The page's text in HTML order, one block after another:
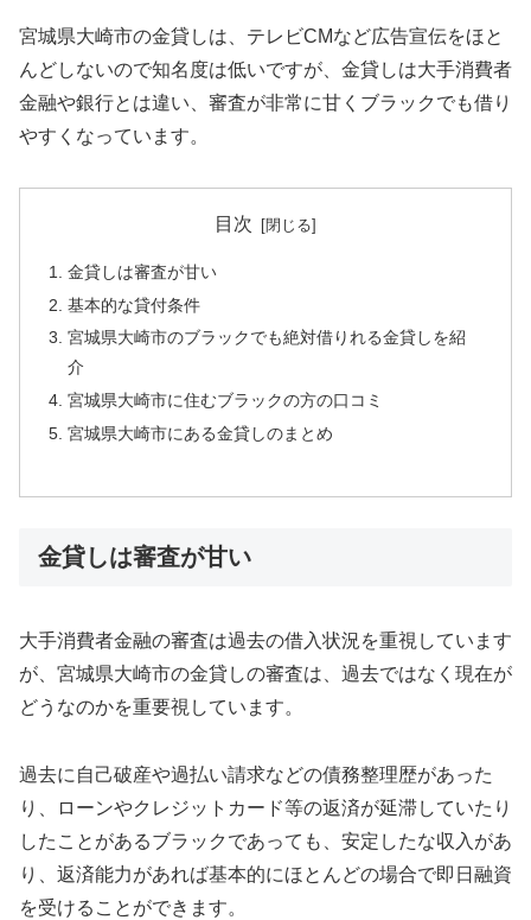
宮城県大崎市の金貸しは、テレビCMなど広告宣伝をほと
んどしないので知名度は低いですが、金貸しは大手消費者
金融や銀行とは違い、審査が非常に甘くブラックでも借り
やすくなっています。
目次
金貸しは審査が甘い
基本的な貸付条件
宮城県大崎市のブラックでも絶対借りれる金貸しを紹
介
宮城県大崎市に住むブラックの方の口コミ
宮城県大崎市にある金貸しのまとめ
金貸しは審査が甘い
大手消費者金融の審査は過去の借入状況を重視しています
が、宮城県大崎市の金貸しの審査は、過去ではなく現在が
どうなのかを重要視しています。
過去に自己破産や過払い請求などの債務整理歴があった
り、ローンやクレジットカード等の返済が延滞していたり
したことがあるブラックであっても、安定したな収入があ
り、返済能力があれば基本的にほとんどの場合で即日融資
を受けることができます。